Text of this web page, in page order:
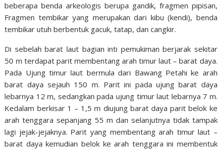
beberapa benda arkeologis berupa gandik, fragmen pipisan,
Fragmen tembikar yang merupakan dari kibu (kendi), benda
tembikar utuh berbentuk gacuk, tatap, dan cangkir.
Di sebelah barat laut bagian inti pemukiman berjarak sekitar
50 m terdapat parit membentang arah timur laut – barat daya.
Pada Ujung timur laut bermula dari Bawang Petahi ke arah
barat daya sejauh 150 m. Parit ini pada ujung barat daya
lebarnya 12 m, sedangkan pada ujung timur laut lebarnya 7 m.
Kedalam berkisar 1 – 1,5 m diujung barat daya parit belok ke
arah tenggara sepanjang 55 m dan selanjutnya tidak tampak
lagi jejak-jejaknya. Parit yang membentang arah timur laut –
barat daya kemudian belok ke arah tenggara ini membentuk